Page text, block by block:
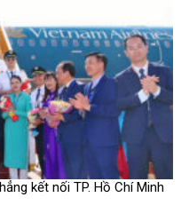
kết nối TP. Hồ Chí Minh